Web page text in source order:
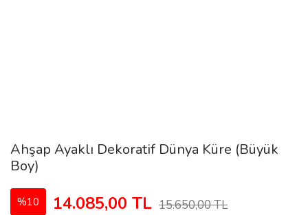
Ahşap Ayaklı Dekoratif Dünya Küre (Büyük
Boy)
%10 14.085,00 TL 15.650,00 TL